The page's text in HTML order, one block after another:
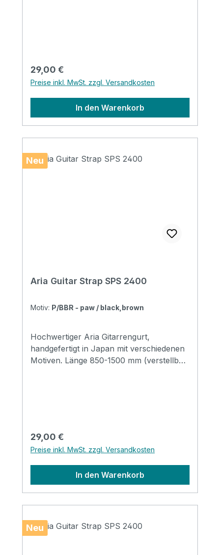
Regulärer Preis:
29,00 €
Preise inkl. MwSt. zzgl. Versandkosten
In den Warenkorb
Neu
Aria Guitar Strap SPS 2400
Motiv: P/BBR - paw / black,brown
Hochwertiger Aria Gitarrengurt,
handgefertigt in Japan mit verschiedenen
Motiven. Länge 850-1500 mm (verstellbar)
Regulärer Preis:
29,00 €
Preise inkl. MwSt. zzgl. Versandkosten
In den Warenkorb
Neu